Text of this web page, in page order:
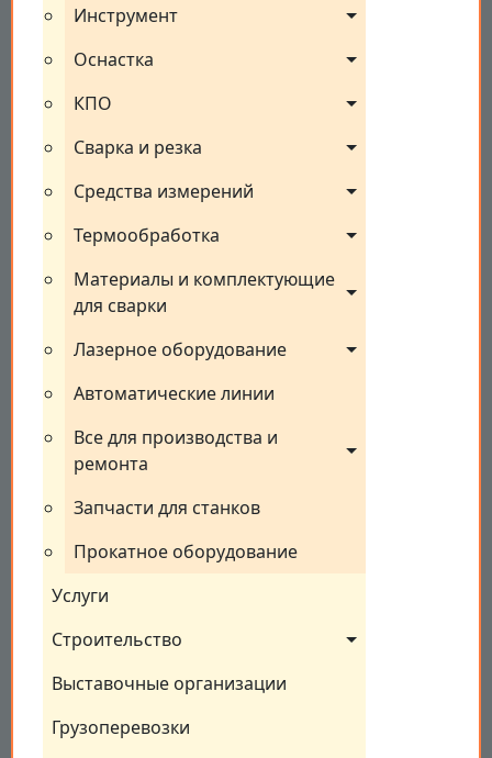
Инструмент
Оснастка
КПО
Сварка и резка
Средства измерений
Термообработка
Материалы и комплектующие
для сварки
Лазерное оборудование
Автоматические линии
Все для производства и
ремонта
Запчасти для станков
Прокатное оборудование
Услуги
Строительство
Выставочные организации
Грузоперевозки